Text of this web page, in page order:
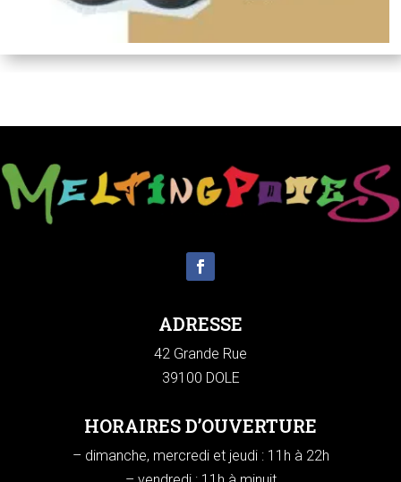
ADRESSE
42 Grande Rue
39100 DOLE
HORAIRES D’OUVERTURE
– dimanche, mercredi et jeudi : 11h à 22h